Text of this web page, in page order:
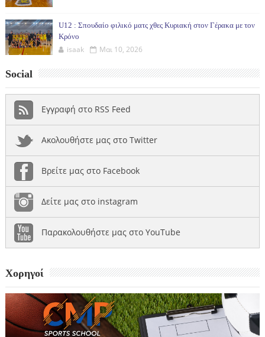
U12 : Σπουδαίο φιλικό ματς χθες Κυριακή στον Γέρακα με τον
Κρόνο
isaak Μαι 10, 2026
Social
Εγγραφή στο RSS Feed
Ακολουθήστε μας στο Twitter
Βρείτε μας στο Facebook
Δείτε μας στο instagram
Παρακολουθήστε μας στο YouTube
Χορηγοί